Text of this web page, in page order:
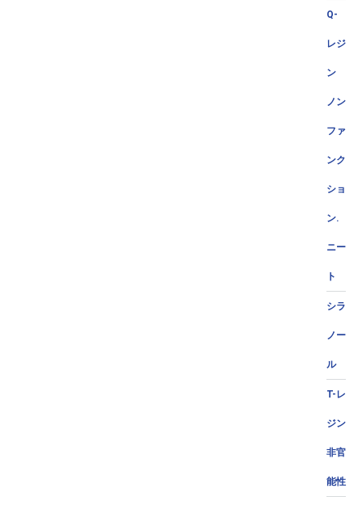
Q-
レジ
ン
ノン
ファ
ンク
ショ
ン.
ニー
ト
シラ
ノー
ル
T-レ
ジン
非官
能性